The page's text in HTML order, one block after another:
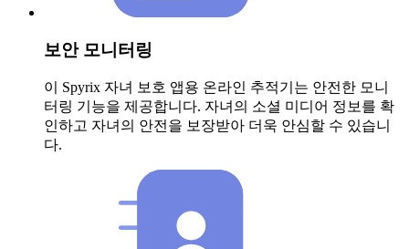
보안 모니터링
이 Spyrix 자녀 보호 앱용 온라인 추적기는 안전한 모니
터링 기능을 제공합니다. 자녀의 소셜 미디어 정보를 확
인하고 자녀의 안전을 보장받아 더욱 안심할 수 있습니
다.